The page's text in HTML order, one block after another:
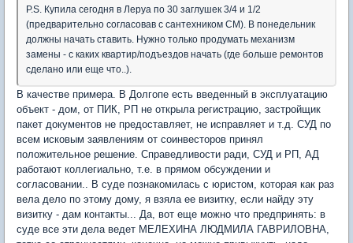
P.S. Купила сегодня в Леруа по 30 заглушек 3/4 и 1/2
(предварительно согласовав с сантехником СМ). В понедельник
должны начать ставить. Нужно только продумать механизм
замены - с каких квартир/подъездов начать (где больше ремонтов
сделано или еще что..).
В качестве примера. В Долгопе есть введенный в эксплуатацию
объект - дом, от ПИК, РП не открыла регистрацию, застройщик
пакет документов не предоставляет, не исправляет и т.д. СУД по
всем исковым заявлениям от соинвесторов принял
положительное решение. Справедливости ради, СУД и РП, АД
работают коллегиально, т.е. в прямом обсуждении и
согласовании.. В суде познакомилась с юристом, которая как раз
вела дело по этому дому, я взяла ее визитку, если найду эту
визитку - дам контакты... Да, вот еще можно что предпринять: в
суде все эти дела ведет МЕЛЕХИНА ЛЮДМИЛА ГАВРИЛОВНА,